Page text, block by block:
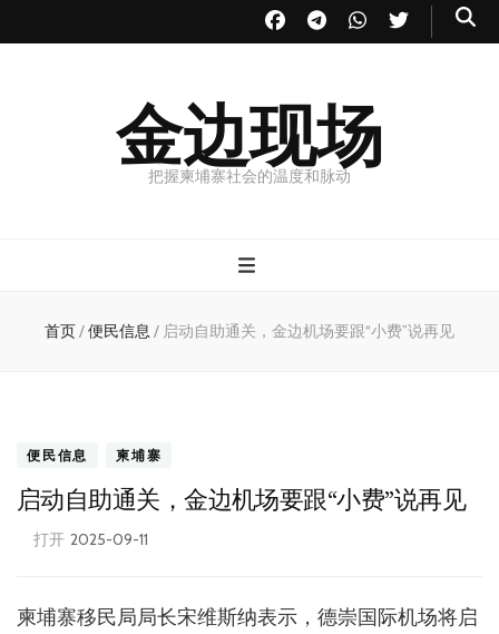
金边现场
把握柬埔寨社会的温度和脉动
首页/便民信息 / 启动自助通关，金边机场要跟“小费”说再见
便民信息 柬埔寨
启动自助通关，金边机场要跟“小费”说再见
打开 2025-09-11
柬埔寨移民局局长宋维斯纳表示，德崇国际机场将启